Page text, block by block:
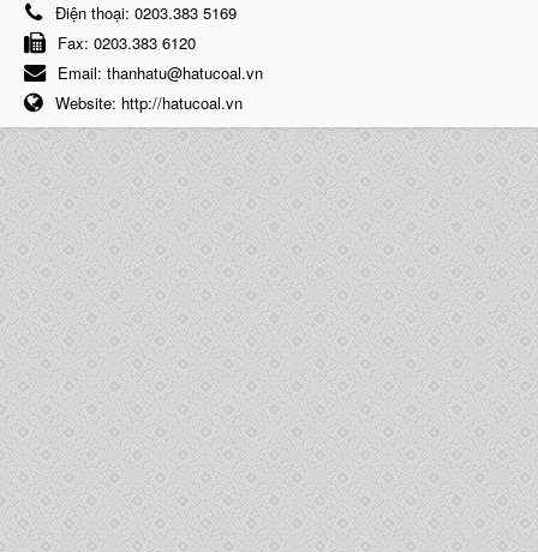
Điện thoại: 0203.383 5169
Fax: 0203.383 6120
Email: thanhatu@hatucoal.vn
Website: http://hatucoal.vn